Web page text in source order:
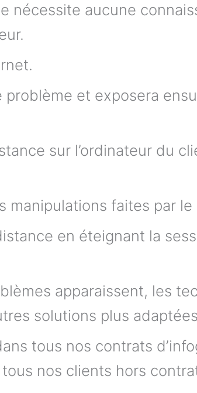
nécessite aucune
et exposera
sur l’ordinateur du
manipulations faites par
en éteignant la
apparaissent, les
solutions plus
tous nos contrats
nos clients hors